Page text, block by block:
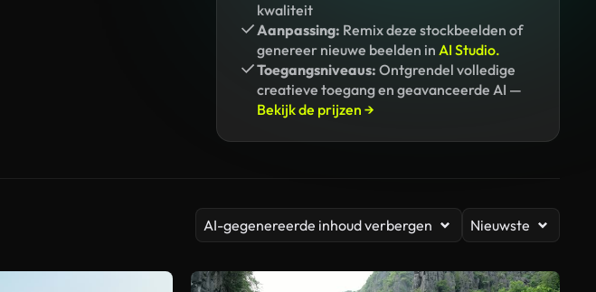
kwaliteit
Aanpassing: Remix deze stockbeelden of
genereer nieuwe beelden in AI Studio.
Toegangsniveaus: Ontgrendel volledige
creatieve toegang en geavanceerde AI —
Bekijk de prijzen →
AI-gegenereerde inhoud verbergen Nieuwste